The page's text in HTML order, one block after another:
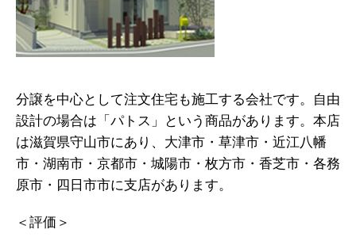
分譲を中心として注文住宅も施工する会社です。自由
設計の場合は「パトス」という商品があります。本店
は滋賀県守山市にあり、大津市・草津市・近江八幡
市・湖南市・京都市・城陽市・枚方市・香芝市・各務
原市・四日市市に支店があります。
＜評価＞